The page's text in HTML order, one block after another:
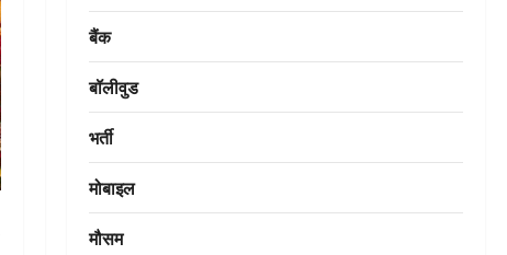
बैंक
बॉलीवुड
भर्ती
मोबाइल
मौसम